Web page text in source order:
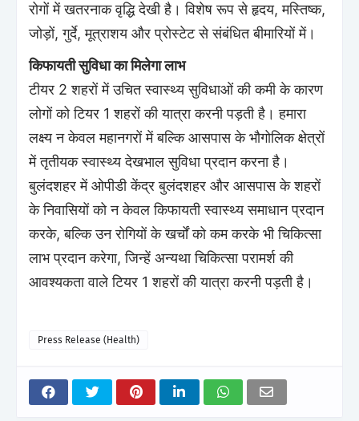
रोगों में खतरनाक वृद्धि देखी है। विशेष रूप से हृदय, मस्तिष्क,
जोड़ों, गुर्दे, मूत्राशय और प्रोस्टेट से संबंधित बीमारियों में।
किफायती सुविधा का मिलेगा लाभ
टीयर 2 शहरों में उचित स्वास्थ्य सुविधाओं की कमी के कारण
लोगों को टियर 1 शहरों की यात्रा करनी पड़ती है। हमारा
लक्ष्य न केवल महानगरों में बल्कि आसपास के भौगोलिक क्षेत्रों
में तृतीयक स्वास्थ्य देखभाल सुविधा प्रदान करना है।
बुलंदशहर में ओपीडी केंद्र बुलंदशहर और आसपास के शहरों
के निवासियों को न केवल किफायती स्वास्थ्य समाधान प्रदान
करके, बल्कि उन रोगियों के खर्चों को कम करके भी चिकित्सा
लाभ प्रदान करेगा, जिन्हें अन्यथा चिकित्सा परामर्श की
आवश्यकता वाले टियर 1 शहरों की यात्रा करनी पड़ती है।
Press Release (Health)